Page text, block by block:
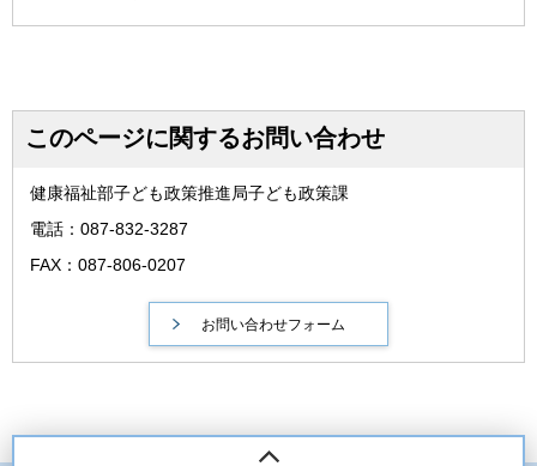
このページに関するお問い合わせ
健康福祉部子ども政策推進局子ども政策課
電話：087-832-3287
FAX：087-806-0207